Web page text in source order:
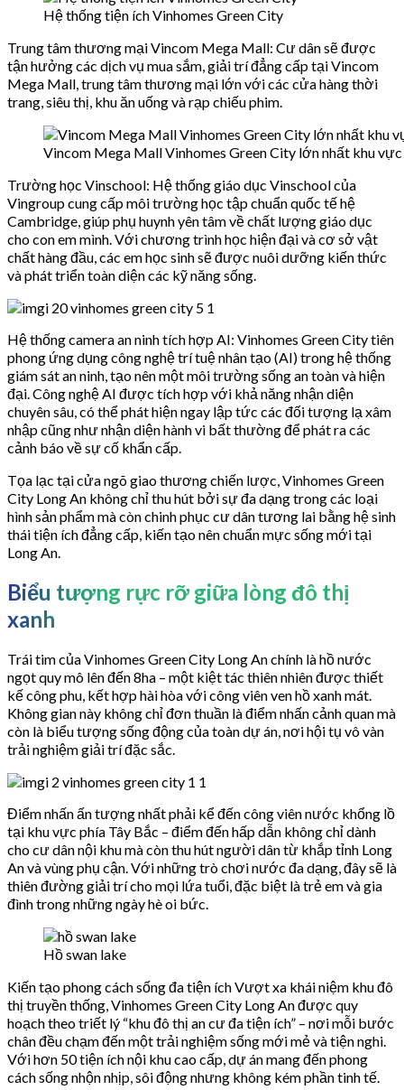
Hệ thống tiện ích Vinhomes Green City
Trung tâm thương mại Vincom Mega Mall: Cư dân sẽ được
tận hưởng các dịch vụ mua sắm, giải trí đẳng cấp tại Vincom
Mega Mall, trung tâm thương mại lớn với các cửa hàng thời
trang, siêu thị, khu ăn uống và rạp chiếu phim.
Vincom Mega Mall Vinhomes Green City lớn nhất khu
Trường học Vinschool: Hệ thống giáo dục Vinschool của
Vingroup cung cấp môi trường học tập chuẩn quốc tế hệ
Cambridge, giúp phụ huynh yên tâm về chất lượng giáo dục
cho con em mình. Với chương trình học hiện đại và cơ sở vật
chất hàng đầu, các em học sinh sẽ được nuôi dưỡng kiến thức
và phát triển toàn diện các kỹ năng sống.
Hệ thống camera an ninh tích hợp AI: Vinhomes Green City tiên
phong ứng dụng công nghệ trí tuệ nhân tạo (AI) trong hệ thống
giám sát an ninh, tạo nên một môi trường sống an toàn và hiện
đại. Công nghệ AI được tích hợp với khả năng nhận diện
chuyên sâu, có thể phát hiện ngay lập tức các đối tượng lạ xâm
nhập cũng như nhận diện hành vi bất thường để phát ra các
cảnh báo về sự cố khẩn cấp.
Tọa lạc tại cửa ngõ giao thương chiến lược, Vinhomes Green
City Long An không chỉ thu hút bởi sự đa dạng trong các loại
hình sản phẩm mà còn chinh phục cư dân tương lai bằng hệ sinh
thái tiện ích đẳng cấp, kiến tạo nên chuẩn mực sống mới tại
Long An.
Biểu tượng rực rỡ giữa lòng đô thị
xanh
Trái tim của Vinhomes Green City Long An chính là hồ nước
ngọt quy mô lên đến 8ha – một kiệt tác thiên nhiên được thiết
kế công phu, kết hợp hài hòa với công viên ven hồ xanh mát.
Không gian này không chỉ đơn thuần là điểm nhấn cảnh quan mà
còn là biểu tượng sống động của toàn dự án, nơi hội tụ vô vàn
trải nghiệm giải trí đặc sắc.
Điểm nhấn ấn tượng nhất phải kể đến công viên nước khổng lồ
tại khu vực phía Tây Bắc – điểm đến hấp dẫn không chỉ dành
cho cư dân nội khu mà còn thu hút người dân từ khắp tỉnh Long
An và vùng phụ cận. Với những trò chơi nước đa dạng, đây sẽ là
thiên đường giải trí cho mọi lứa tuổi, đặc biệt là trẻ em và gia
đình trong những ngày hè oi bức.
Hồ swan lake
Kiến tạo phong cách sống đa tiện ích Vượt xa khái niệm khu đô
thị truyền thống, Vinhomes Green City Long An được quy
hoạch theo triết lý “khu đô thị an cư đa tiện ích” – nơi mỗi bước
chân đều chạm đến một trải nghiệm sống mới mẻ và tiện nghi.
Với hơn 50 tiện ích nội khu cao cấp, dự án mang đến phong
cách sống nhộn nhịp, sôi động nhưng không kém phần tinh tế.